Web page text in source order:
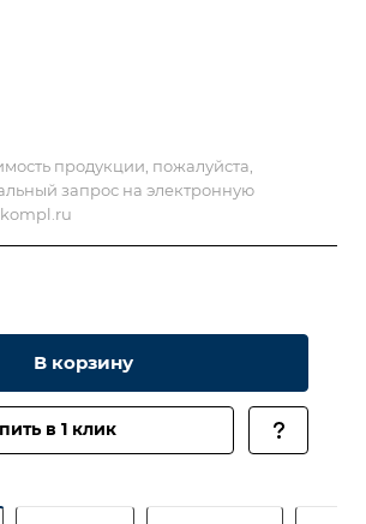
продукции, пожалуйста,
запрос на электронную
В корзину
в 1 клик